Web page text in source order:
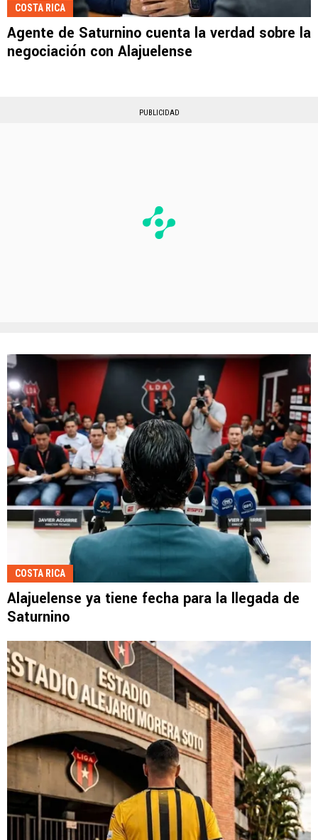
COSTA RICA
Agente de Saturnino cuenta la verdad sobre la
negociación con Alajuelense
PUBLICIDAD
COSTA RICA
Alajuelense ya tiene fecha para la llegada de
Saturnino